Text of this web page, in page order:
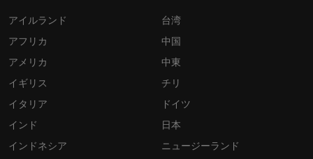
アイルランド
アフリカ
アメリカ
イギリス
イタリア
インド
インドネシア
台湾
中国
中東
チリ
ドイツ
日本
ニュージーランド